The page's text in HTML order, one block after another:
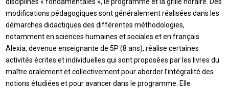
modifications pédagogiques sont généralement réalisées dans les
démarches didactiques des différentes méthodologies,
notamment en sciences humaines et sociales et en français.
Alexia, devenue enseignante de 5P (8 ans), réalise certaines
activités écrites et individuelles qui sont proposées par les livres du
maître oralement et collectivement pour aborder l’intégralité des
notions étudiées et pour avancer dans le programme. Elle